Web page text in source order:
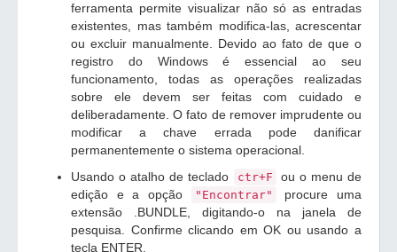
ferramenta permite visualizar não só as entradas
existentes, mas também modifica-las, acrescentar
ou excluir manualmente. Devido ao fato de que o
registro do Windows é essencial ao seu
funcionamento, todas as operações realizadas
sobre ele devem ser feitas com cuidado e
deliberadamente. O fato de remover imprudente ou
modificar a chave errada pode danificar
permanentemente o sistema operacional.
Usando o atalho de teclado
ctr+F
ou o menu de
edição e a opção
"Encontrar"
procure uma
extensão .BUNDLE, digitando-o na janela de
pesquisa. Confirme clicando em OK ou usando a
tecla ENTER.